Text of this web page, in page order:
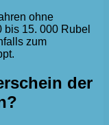
ohne
bis 15. 000 Rubel
zum
der